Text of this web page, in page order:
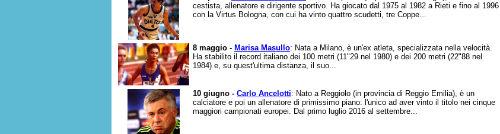
cestista, allenatore e dirigente sportivo. Ha giocato dal 1975 al 1982 a Rieti e fino al 1996
con la Virtus Bologna, con cui ha vinto quattro scudetti, tre Coppe...
8 maggio - Marisa Masullo: Nata a Milano, è un'ex atleta, specializzata nella velocità.
Ha stabilito il record italiano dei 100 metri (11"29 nel 1980) e dei 200 metri (22"88 nel
1984) e, su quest'ultima distanza, il suo...
10 giugno - Carlo Ancelotti: Nato a Reggiolo (in provincia di Reggio Emilia), è un
calciatore e poi un allenatore di primissimo piano: l'unico ad aver vinto il titolo nei cinque
maggiori campionati europei. Dal primo luglio 2016 al settembre...